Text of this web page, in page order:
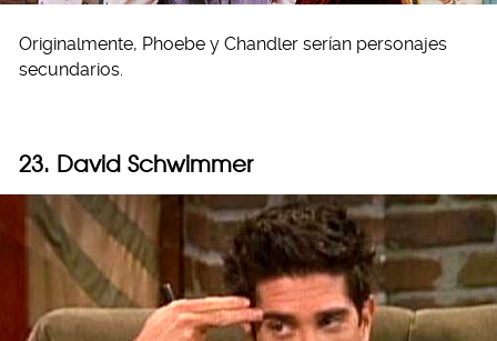
Originalmente, Phoebe y Chandler serían personajes
secundarios.
23. David Schwimmer